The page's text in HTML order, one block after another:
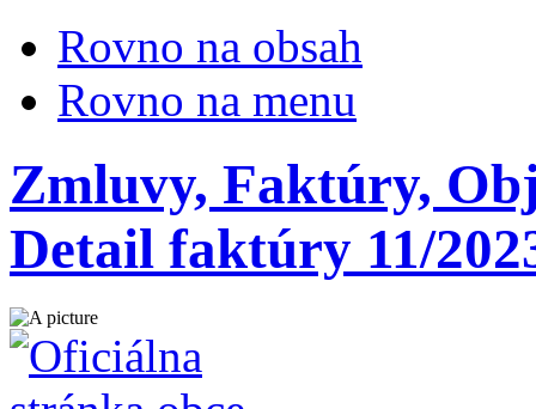
Rovno na obsah
Rovno na menu
Zmluvy, Faktúry,
Detail faktúry 11/